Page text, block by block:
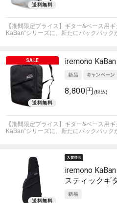
【期間限定プライス】ギター&ベース用
KaBan”シリーズに、新たにバックパック
iremono
8,800円 (税込)
【期間限定プライス】ギター&ベース用
KaBan”シリーズに、新たにバックパック
iremono
スティックギ